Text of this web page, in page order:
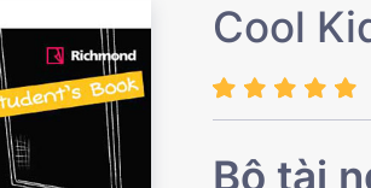
Cool
Bộ tài